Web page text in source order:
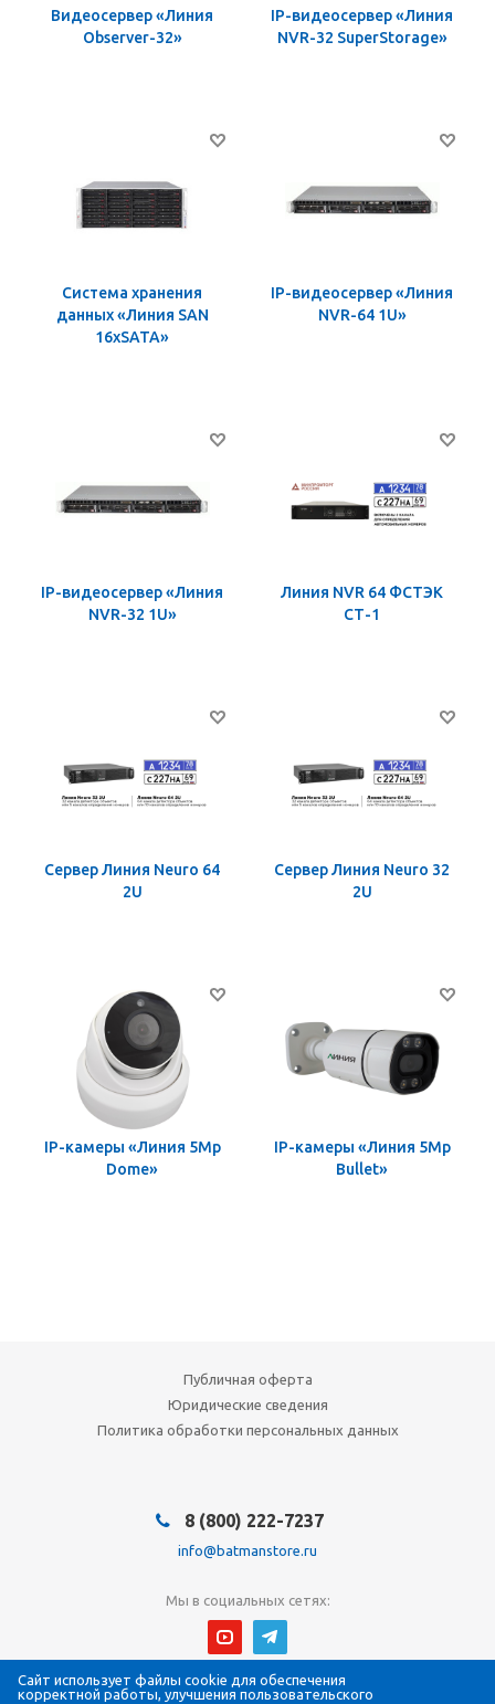
Видеосервер «Линия
Observer-32»
IP-видеосервер «Линия
NVR-32 SuperStorage»
Система хранения
данных «Линия SAN
16хSATA»
IP-видеосервер «Линия
NVR-64 1U»
IP-видеосервер «Линия
NVR-32 1U»
Линия NVR 64 ФСТЭК
СТ-1
Сервер Линия Neuro 64
2U
Сервер Линия Neuro 32
2U
IP-камеры «Линия 5Mp
Dome»
IP-камеры «Линия 5Mp
Bullet»
Публичная оферта
Юридические сведения
Политика обработки персональных данных
8 (800) 222-7237
info@batmanstore.ru
Мы в социальных сетях:
© 2026 БэтмэнМагазин (BatmanStore)
Сайт использует файлы cookie для обеспечения
корректной работы, улучшения пользовательского